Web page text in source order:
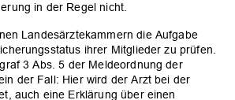
in der Regel nicht.
Landesärztekammern die Aufgabe
ihrer Mitglieder zu prüfen.
3 Abs. 5 der Meldeordnung der
der Fall: Hier wird der Arzt bei der
auch eine Erklärung über einen